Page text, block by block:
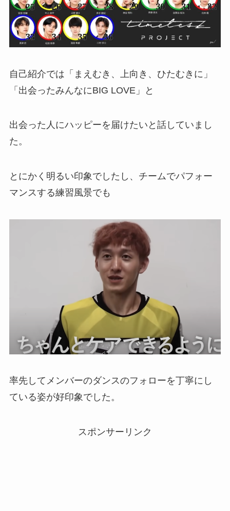
自己紹介では「まえむき、上向き、ひたむきに」
「出会ったみんなにBIG LOVE」と
出会った人にハッピーを届けたいと話していまし
た。
とにかく明るい印象でしたし、チームでパフォー
マンスする練習風景でも
率先してメンバーのダンスのフォローを丁寧にし
ている姿が好印象でした。
スポンサーリンク